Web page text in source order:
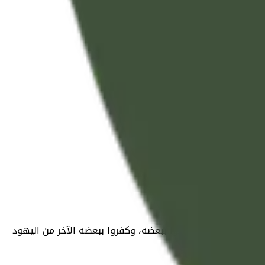
قسَّموا القرآن، فآمنوا ببعضه، وكفروا ببعضه الآخر من اليهود